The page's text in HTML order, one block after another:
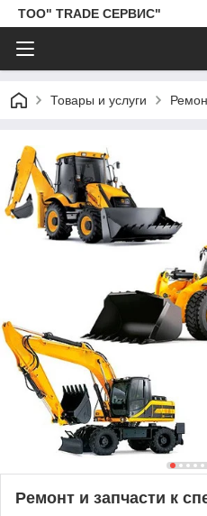
ТОО" TRADE СЕРВИС"
Товары и услуги
Ремонт и запчасти к